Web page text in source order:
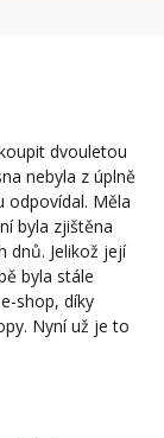
dvouletou
nebyla z úplně
odpovídal. Měla
byla zjištěna
dnů. Jelikož její
byla stále
shop, díky
Nyní už je to